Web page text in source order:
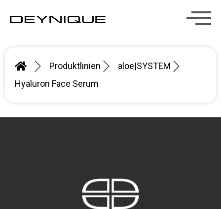
Produktlinien
aloe|SYSTEM
Hyaluron Face Serum